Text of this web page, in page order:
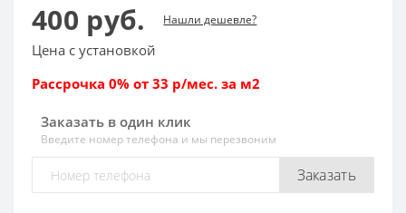
400 руб. Нашли дешевле?
Цена с установкой
Рассрочка 0% от 33 р/мес. за м2
Заказать в один клик
Введите номер телефона и мы перезвоним
Заказать